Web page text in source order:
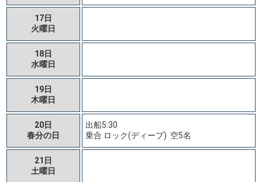
17日
火曜日
18日
水曜日
19日
木曜日
20日
春分の日
出船5:30
乗合 ロック(ディープ) 空5名
21日
土曜日